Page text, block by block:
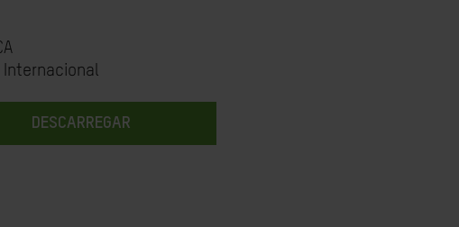
Internacional
DESCARREGAR